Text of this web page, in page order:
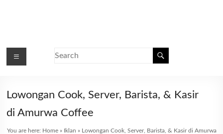
Lowongan Cook, Server, Barista, & Kasir
di Amurwa Coffee
You are here: Home» Iklan » Lowongan Cook, Server, Barista, & Kasir di Amurwa